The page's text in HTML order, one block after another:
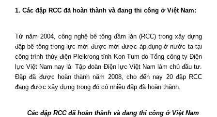
1. Các đập RCC đã hoàn thành và đang thi công ở Việt Nam:
Từ năm 2004, công nghệ bê tông đầm lăn (RCC) trong xây dựng
đập bê tông trọng lực mới được mới được áp dụng ở nước ta tại
công trình thủy điện Pleikrong tỉnh Kon Tum do Tổng công ty Điện
lực Việt Nam nay là Tập đoàn Điện lực Việt Nam làm chủ đầu tư.
Đập đã được hoàn thành năm 2008, cho đến nay 20 đập RCC
đang được xây dựng trong đó có nhiều đập đã hoàn thành.
Các đập RCC đã hoàn thành và đang thi công ở Việt Nam